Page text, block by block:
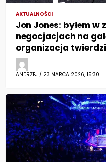
AKTUALNOŚCI
Jon Jones: byłem
negocjacjach na
organizacja
ANDRZEJ / 23 MARCA 2026, 15:30